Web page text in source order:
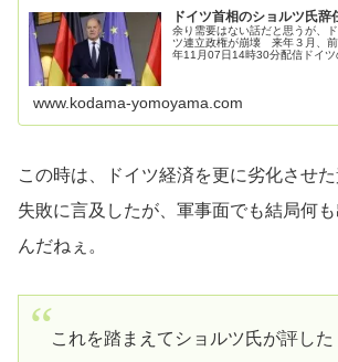
ドイツ首相のショルツ氏
余り需要はない話だと思うが、
ツ連立政権が崩壊 来年３月、
年11月07日14時30分配信ドイツ
www.kodama-yomoyama.com
この時は、ドイツ経済を更に劣化させ
失敗に言及したが、軍事面でも結局何
んだねぇ。
これを踏まえてショルツ氏が評し